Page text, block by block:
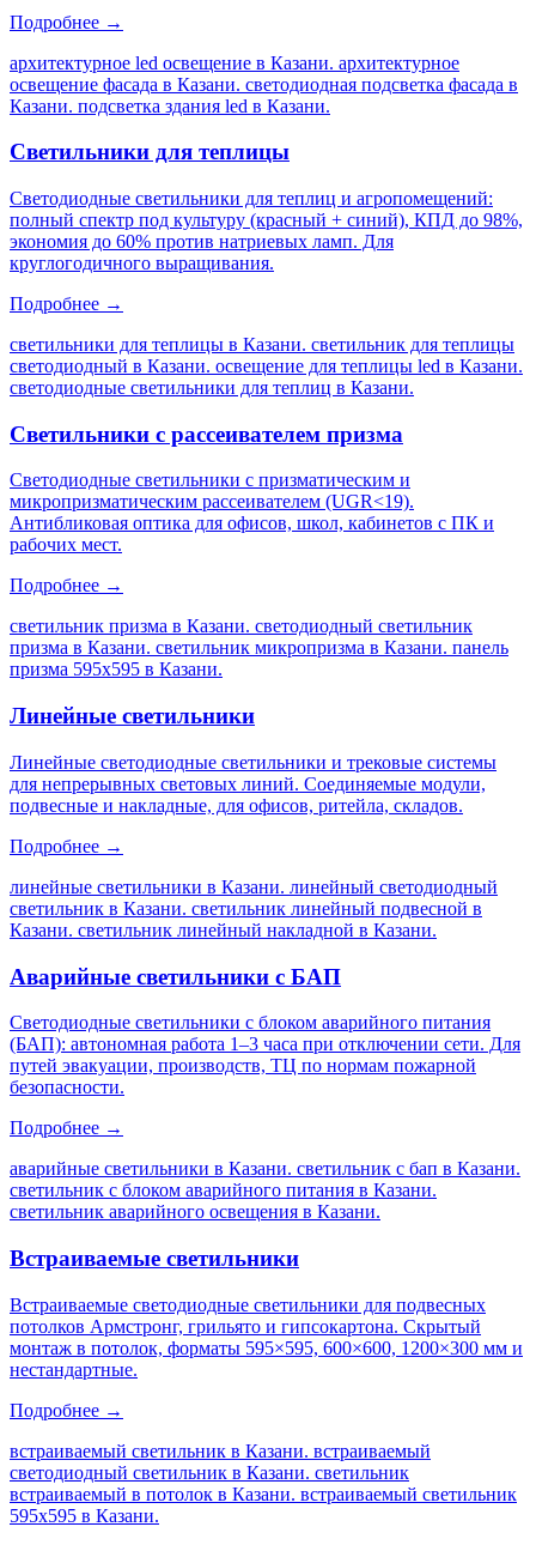
Подробнее →
архитектурное led освещение в Казани. архитектурное
освещение фасада в Казани. светодиодная подсветка фасада в
Казани. подсветка здания led в Казани.
Светильники для теплицы
Светодиодные светильники для теплиц и агропомещений:
полный спектр под культуру (красный + синий), КПД до 98%,
экономия до 60% против натриевых ламп. Для
круглогодичного выращивания.
Подробнее →
светильники для теплицы в Казани. светильник для теплицы
светодиодный в Казани. освещение для теплицы led в Казани.
светодиодные светильники для теплиц в Казани.
Светильники с рассеивателем призма
Светодиодные светильники с призматическим и
микропризматическим рассеивателем (UGR<19).
Антибликовая оптика для офисов, школ, кабинетов с ПК и
рабочих мест.
Подробнее →
светильник призма в Казани. светодиодный светильник
призма в Казани. светильник микропризма в Казани. панель
призма 595х595 в Казани.
Линейные светильники
Линейные светодиодные светильники и трековые системы
для непрерывных световых линий. Соединяемые модули,
подвесные и накладные, для офисов, ритейла, складов.
Подробнее →
линейные светильники в Казани. линейный светодиодный
светильник в Казани. светильник линейный подвесной в
Казани. светильник линейный накладной в Казани.
Аварийные светильники с БАП
Светодиодные светильники с блоком аварийного питания
(БАП): автономная работа 1–3 часа при отключении сети. Для
путей эвакуации, производств, ТЦ по нормам пожарной
безопасности.
Подробнее →
аварийные светильники в Казани. светильник с бап в Казани.
светильник с блоком аварийного питания в Казани.
светильник аварийного освещения в Казани.
Встраиваемые светильники
Встраиваемые светодиодные светильники для подвесных
потолков Армстронг, грильято и гипсокартона. Скрытый
монтаж в потолок, форматы 595×595, 600×600, 1200×300 мм и
нестандартные.
Подробнее →
встраиваемый светильник в Казани. встраиваемый
светодиодный светильник в Казани. светильник
встраиваемый в потолок в Казани. встраиваемый светильник
595х595 в Казани.